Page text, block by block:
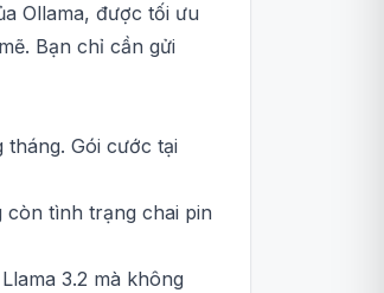
Ollama, được tối ưu
Bạn chỉ cần gửi
Gói cước tại
còn tình trạng chai pin
3.2 mà không